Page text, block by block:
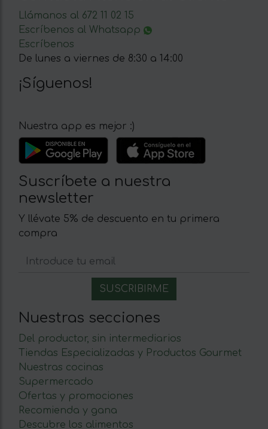
Llámanos al 672 11 02 15
Escríbenos al Whatsapp
Escríbenos
De lunes a viernes de 8:30 a 14:00
¡Síguenos!
Nuestra app es mejor :)
Suscríbete a nuestra
newsletter
Y llévate 5% de descuento en tu primera
compra
Nuestras secciones
Del productor, sin intermediarios
Tiendas Especializadas y Productos Gourmet
Nuestras cocinas
Supermercado
Ofertas y promociones
Recomienda y gana
Descubre los alimentos